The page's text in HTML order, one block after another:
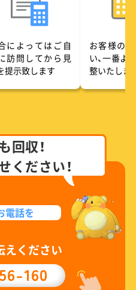
によってはご自
訪問してから見
提示致します
お客様の
い、一番よ
整いたしま
回収！
ください！
電話を
えください
160